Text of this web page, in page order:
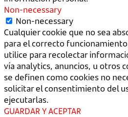
Non-necessary
Non-necessary
Cualquier cookie que no sea
para el correcto
utilice para recolectar
vía analytics, anuncios, u otros
se definen como cookies no
solicitar el consentimiento del
ejecutarlas.
GUARDAR Y ACEPTAR